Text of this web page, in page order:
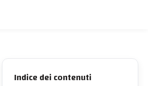
Indice dei contenuti